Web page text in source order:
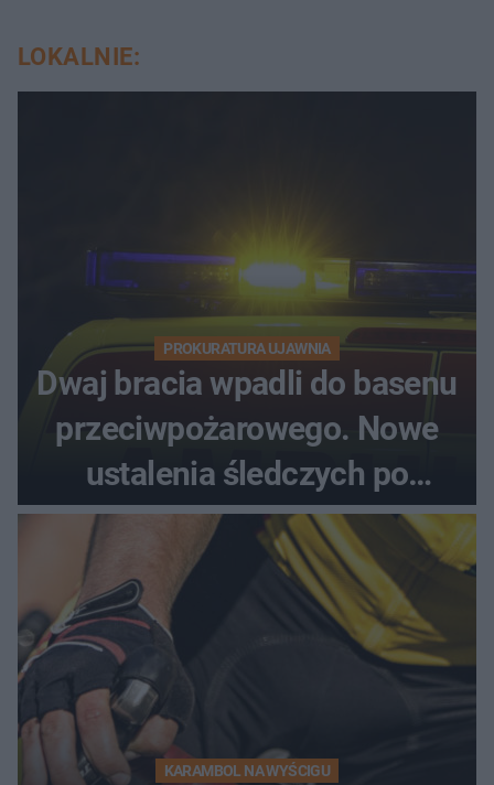
LOKALNIE:
PROKURATURA UJAWNIA
Dwaj bracia wpadli do basenu
przeciwpożarowego. Nowe
ustalenia śledczych po
dramatycznej akcji
KARAMBOL NA WYŚCIGU